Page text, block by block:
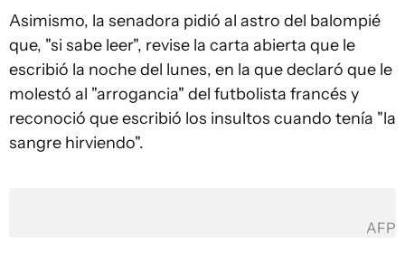
Asimismo, la senadora pidió al astro del balompié
que, "si sabe leer", revise la carta abierta que le
escribió la noche del lunes, en la que declaró que le
molestó al "arrogancia" del futbolista francés y
reconoció que escribió los insultos cuando tenía "la
sangre hirviendo".
AFP